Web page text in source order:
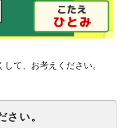
て、お考えください。
さい。